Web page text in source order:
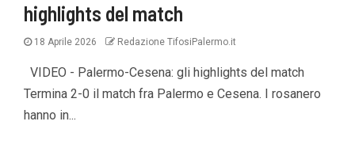
highlights del match
18 Aprile 2026 Redazione TifosiPalermo.it
VIDEO - Palermo-Cesena: gli highlights del match
Termina 2-0 il match fra Palermo e Cesena. I rosanero
hanno in...